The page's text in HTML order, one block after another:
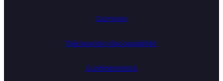
Carrières
Déclaration d’accessibilité
Confidentialité